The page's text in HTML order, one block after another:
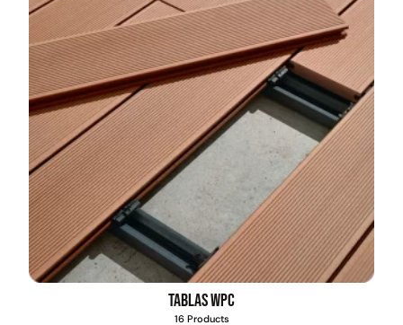
Tablas WPC
16 Products
$2.002.243
$1.021.490
Leer más
$1.192.666 $930.490
Agregar al carrito